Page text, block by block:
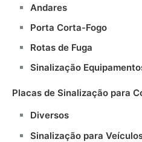
Andares
Porta Corta-Fogo
Rotas de Fuga
Sinalização
Placas de Sinalização para
Diversos
Sinalização para